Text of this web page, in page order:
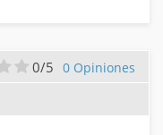
0/5 0 Opiniones